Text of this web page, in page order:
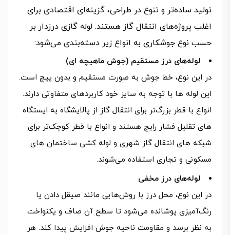
تولید ساده‌تر و تنوع در طراحی، گزینه‌ای اقتصادی برای
اغلب پروژه‌های انتقال گاز هستند. لوله گازی درزدار بر
حسب نوع جوشکاری به انواع زیر دسته‌بندی می‌شود:
لوله‌‌های درز مستقیم (جوش ماهیچه‌ ای)
در این نوع، خط جوش به صورت مستقیم و بدون پیچ است.
این لوله‌ ها با توجه به سایز خود کاربردهای متفاوتی دارند.
انواع با قطر بزرگ‌تر برای انتقال گاز از پالایشگاه به ایستگاه‌
های تقلیل فشار رایج هستند و انواع با قطر کوچک‌تر برای
شبکه‌ های انتقال گاز شهری و لوله کشی ساختمان‌ های
مسکونی و تجاری استفاده می‌شوند.
لوله‌‌های درز مخفی
در این نوع، محل درز با روش‌هایی مانند صیقل دادن یا
رنگ‌آمیزی پوشانده می‌شود تا سطح آن صاف و یکنواخت
به نظر برسد و مقاومت ناحیه جوش افزایش پیدا کند. هر